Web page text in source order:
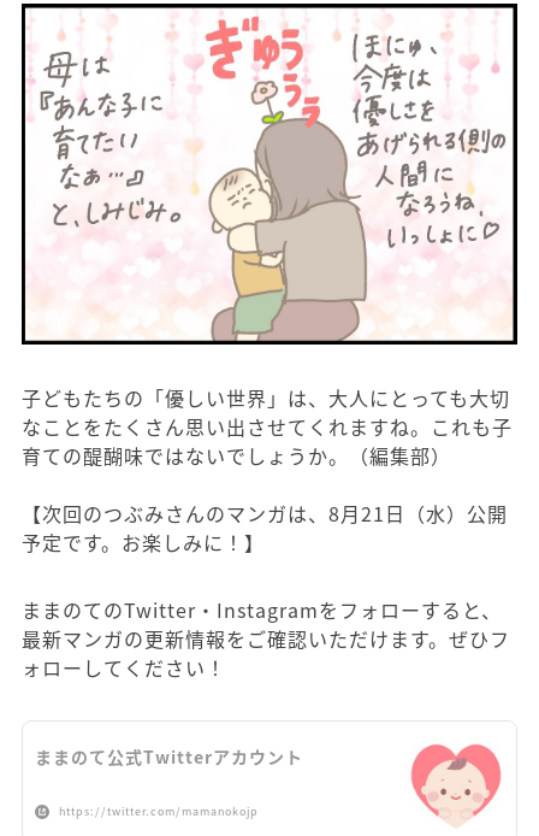
子どもたちの「優しい世界」は、大人にとっても大切
なことをたくさん思い出させてくれますね。これも子
育ての醍醐味ではないでしょうか。（編集部）
【次回のつぶみさんのマンガは、8月21日（水）公開
予定です。お楽しみに！】
ままのてのTwitter・Instagramをフォローすると、
最新マンガの更新情報をご確認いただけます。ぜひフ
ォローしてください！
ままのて公式Twitterアカウント
https://twitter.com/mamanokojp